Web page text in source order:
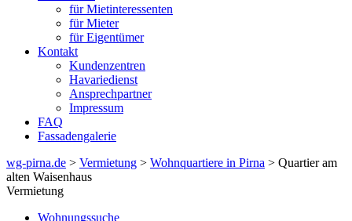
für Mietinteressenten
für Mieter
für Eigentümer
Kontakt
Kundenzentren
Havariedienst
Ansprechpartner
Impressum
FAQ
Fassadengalerie
wg-pirna.de > Vermietung > Wohnquartiere in Pirna > Quartier am
alten Waisenhaus
Vermietung
Wohnungssuche